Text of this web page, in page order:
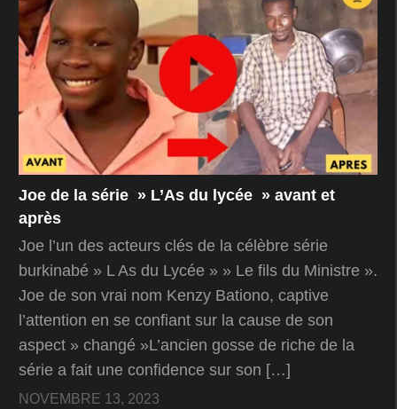
Joe de la série » L’As du lycée » avant et
après
Joe l’un des acteurs clés de la célèbre série
burkinabé » L As du Lycée » » Le fils du Ministre ».
Joe de son vrai nom Kenzy Bationo, captive
l’attention en se confiant sur la cause de son
aspect » changé »L’ancien gosse de riche de la
série a fait une confidence sur son […]
NOVEMBRE 13, 2023